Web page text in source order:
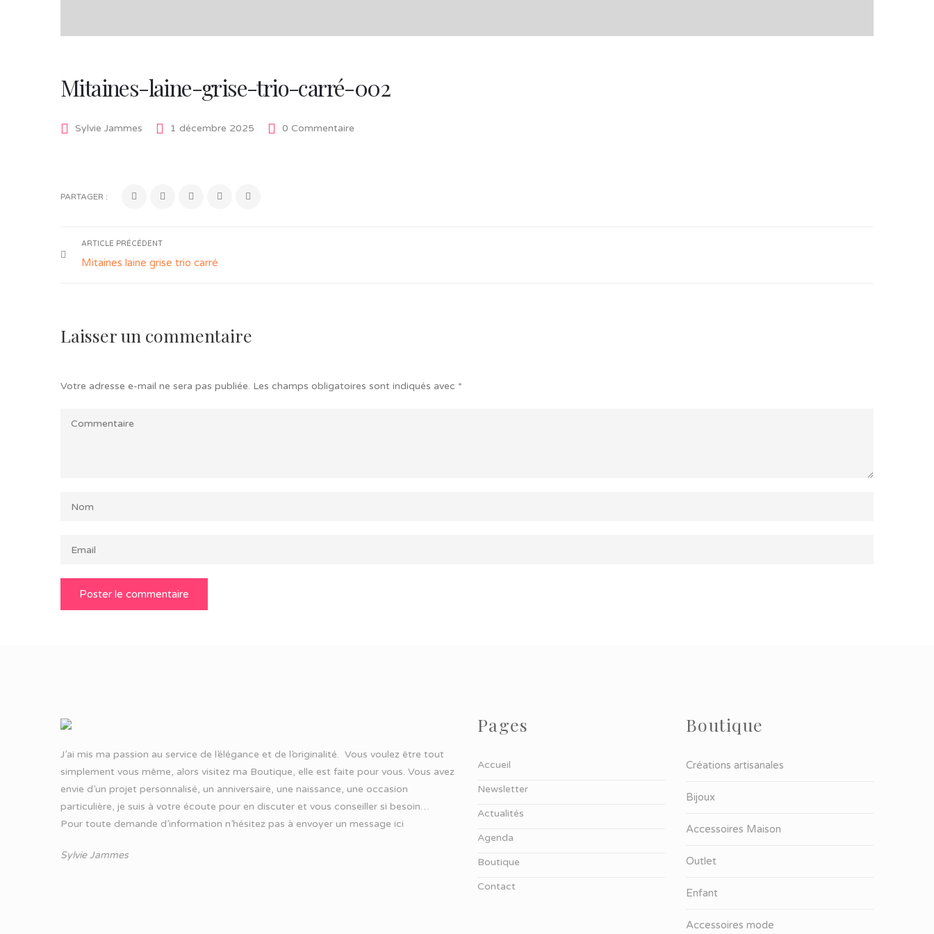
Mitaines-laine-grise-trio-carré-002
Sylvie Jammes 1 décembre 2025 0 Commentaire
PARTAGER :
ARTICLE PRÉCÉDENT
Mitaines laine grise trio carré
Laisser un commentaire
Votre adresse e-mail ne sera pas publiée. Les champs obligatoires sont indiqués avec *
J’ai mis ma passion au service de l’élégance et de l’originalité. Vous voulez être tout
simplement vous même, alors visitez ma Boutique, elle est faite pour vous. Vous avez
envie d’un projet personnalisé, un anniversaire, une naissance, une occasion
particulière, je suis à votre écoute pour en discuter et vous conseiller si besoin…
Pour toute demande d’information n’hésitez pas à envoyer un message ici
Sylvie Jammes
Pages
Accueil
Newsletter
Actualités
Agenda
Boutique
Contact
Boutique
Créations artisanales
Bijoux
Accessoires Maison
Outlet
Enfant
Accessoires mode